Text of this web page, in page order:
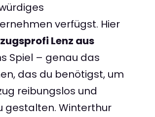
verfügst. Hier
Lenz aus
Spiel – genau das
das du benötigst, um
reibungslos und
gestalten. Winterthur